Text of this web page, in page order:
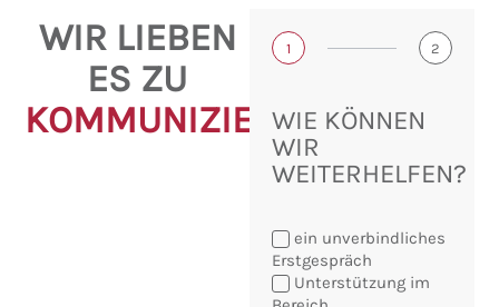
WIR LIEBEN
ES ZU
KOMMUNIZIEREN!
1 2
WIE KÖNNEN
WIR
WEITERHELFEN?
ein unverbindliches
Erstgespräch
Unterstützung im